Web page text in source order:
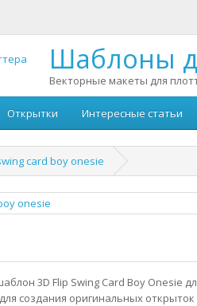
Шаблоны
Векторные макеты для
Открытки Интересные статьи
card boy onesie
3D Flip Swing Card Boy Onesie
создания оригинальных